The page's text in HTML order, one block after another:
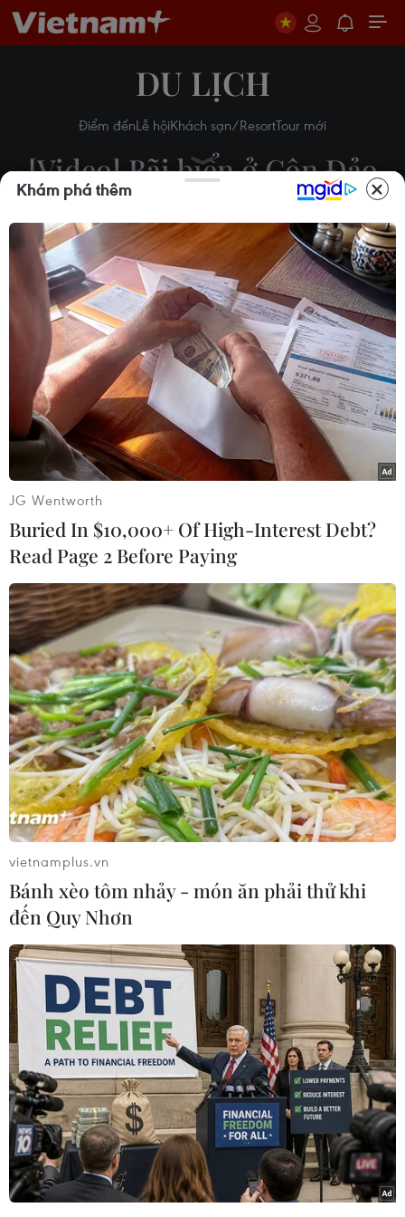
DU LỊCH
Điểm đếnLễ hộiKhách sạn/ResortTour mới
[Video] Bãi biển ở Côn Đảo
vào tốp đẹp nhất trên thế
giới
15/04/2021 08:42
Theo dõi VietnamPlus
Chuyên trang du lịch Travel+Leisure mới đây công
bố Bãi Đầm Trầu (Côn Đảo, tỉnh Bà Rịa-Vũng Tàu)
đứng thứ 18 trong số 25 bãi biển đẹp nhất thế giới.
Play
Video
Chuyên trang du lịch Travel+Leisure mới đây
công bố Bãi Đầm Trầu (Côn Đảo, tỉnh Bà Rịa-
Vũng Tàu) đứng thứ 18 trong số 25 bãi biển đẹp
nhất thế giới./.
#Bà Rịa-Vũng Tàu #Côn Đảo
#Bãi Đầm Trầu
Khám phá thêm
JG Wentworth
Buried In $10,000+ Of High-Interest Debt?
Read Page 2 Before Paying
vietnamplus.vn
Bánh xèo tôm nhảy - món ăn phải thử khi
đến Quy Nhơn